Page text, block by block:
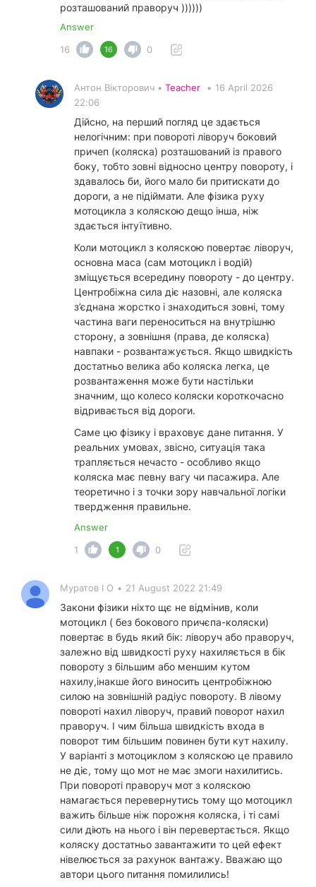
розташований праворуч ))))))
Answer
16
16 0
Антон Вікторович • Teacher • 16 April 2026
22:06
Дійсно, на перший погляд це здається
нелогічним: при повороті ліворуч боковий
причеп (коляска) розташований із правого
боку, тобто зовні відносно центру повороту, і
здавалось би, його мало би притискати до
дороги, а не підіймати. Але фізика руху
мотоцикла з коляскою дещо інша, ніж
здається інтуїтивно.
Коли мотоцикл з коляскою повертає ліворуч,
основна маса (сам мотоцикл і водій)
зміщується всередину повороту - до центру.
Центробіжна сила діє назовні, але коляска
з’єднана жорстко і знаходиться зовні, тому
частина ваги переноситься на внутрішню
сторону, а зовнішня (права, де коляска)
навпаки - розвантажується. Якщо швидкість
достатньо велика або коляска легка, це
розвантаження може бути настільки
значним, що колесо коляски короткочасно
відривається від дороги.
Саме цю фізику і враховує дане питання. У
реальних умовах, звісно, ситуація така
трапляється нечасто - особливо якщо
коляска має певну вагу чи пасажира. Але
теоретично і з точки зору навчальної логіки
твердження правильне.
Answer
1
1 0
Муратов І О • 21 August 2022 21:49
Закони фізики ніхто щє не відмінив, коли
мотоцикл ( без бокового причєпа-коляски)
повертає в будь який бік: ліворуч або праворуч,
залежно від швидкості руху нахиляється в бік
повороту з більшим або меншим кутом
нахилу,інакше його виносить центробіжною
силою на зовнішній радіус повороту. В лівому
повороті нахил ліворуч, правий поворот нахил
праворуч. І чим більша швидкість входа в
поворот тим більшим повинен бути кут нахилу.
У варіанті з мотоциклом з коляскою це правило
не діє, тому що мот не має змоги нахилитись.
При повороті праворуч мот з коляскою
намагається перевернутись тому що мотоцикл
важить більше ніж порожня коляска, і ті самі
сили діють на нього і він перевертається. Якщо
коляску достатньо завантажити то цей ефект
нівелюється за рахунок вантажу. Вважаю що
автори цього питання помилились!